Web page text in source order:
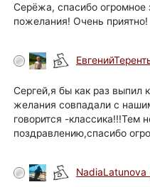
Серёжа, спасибо огромное
пожелания! Очень приятно!
Сергей,я бы как раз выпил
желания совпадали с
говорится -классика!!!Тем
поздравлению,спасибо
NadiaLatunova